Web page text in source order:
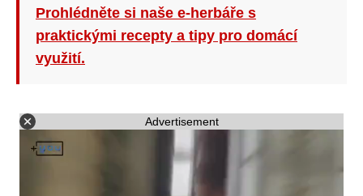
Prohlédněte si naše e-herbáře s
praktickými recepty a tipy pro domácí
využití.
Advertisement